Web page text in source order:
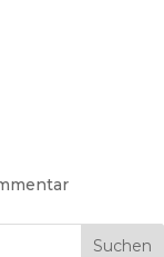
Suchen